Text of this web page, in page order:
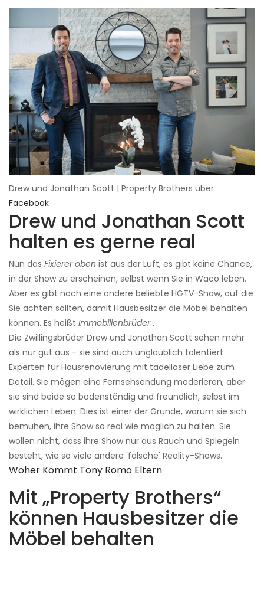
Drew und Jonathan Scott | Property Brothers über
Facebook
Drew und Jonathan Scott
halten es gerne real
Nun das Fixierer oben ist aus der Luft, es gibt keine Chance,
in der Show zu erscheinen, selbst wenn Sie in Waco leben.
Aber es gibt noch eine andere beliebte HGTV-Show, auf die
Sie achten sollten, damit Hausbesitzer die Möbel behalten
können. Es heißt Immobilienbrüder.
Die Zwillingsbrüder Drew und Jonathan Scott sehen mehr
als nur gut aus - sie sind auch unglaublich talentiert
Experten für Hausrenovierung mit tadelloser Liebe zum
Detail. Sie mögen eine Fernsehsendung moderieren, aber
sie sind beide so bodenständig und freundlich, selbst im
wirklichen Leben. Dies ist einer der Gründe, warum sie sich
bemühen, ihre Show so real wie möglich zu halten. Sie
wollen nicht, dass ihre Show nur aus Rauch und Spiegeln
besteht, wie so viele andere 'falsche' Reality-Shows.
Woher Kommt Tony Romo Eltern
Mit „Property Brothers“
können Hausbesitzer die
Möbel behalten